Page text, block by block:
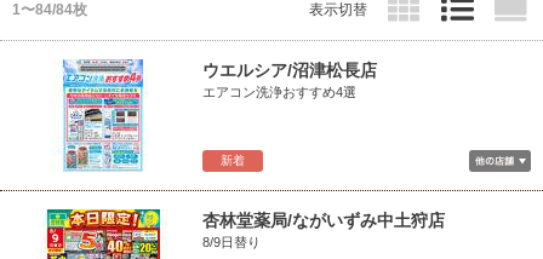
1〜84/84枚 表示切替
新着
ウエルシア/沼津松長店
エアコン洗浄おすすめ4選
杏林堂薬局/ながいずみ中土狩店
8/9日替り